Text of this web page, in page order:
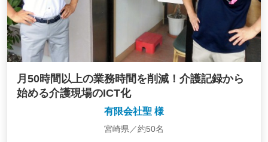
月50時間以上の業務時間を削減！介護記録から
始める介護現場のICT化
有限会社聖 様
宮崎県／約50名